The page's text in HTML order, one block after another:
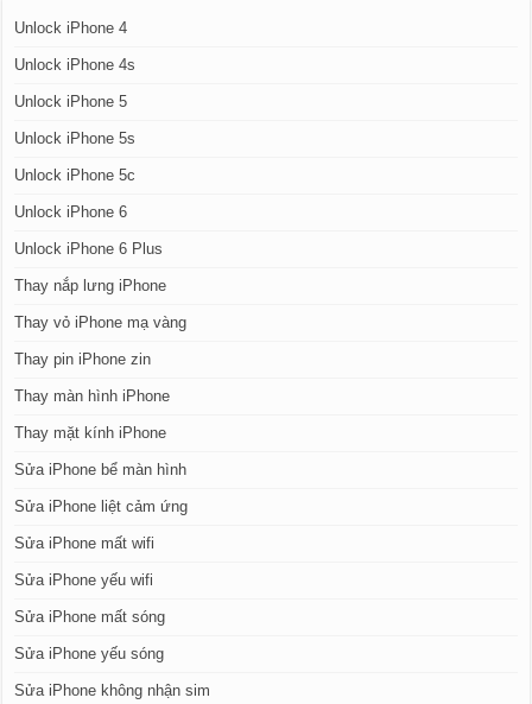
Unlock iPhone 4
Unlock iPhone 4s
Unlock iPhone 5
Unlock iPhone 5s
Unlock iPhone 5c
Unlock iPhone 6
Unlock iPhone 6 Plus
Thay nắp lưng iPhone
Thay vỏ iPhone mạ vàng
Thay pin iPhone zin
Thay màn hình iPhone
Thay mặt kính iPhone
Sửa iPhone bể màn hình
Sửa iPhone liệt cảm ứng
Sửa iPhone mất wifi
Sửa iPhone yếu wifi
Sửa iPhone mất sóng
Sửa iPhone yếu sóng
Sửa iPhone không nhận sim